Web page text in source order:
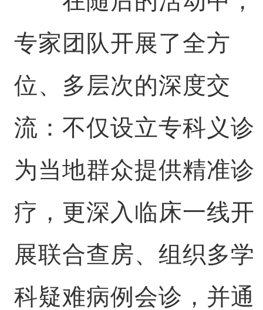
专家团队开展了全方
位、多层次的深度交
流：不仅设立专科义诊
为当地群众提供精准诊
疗，更深入临床一线开
展联合查房、组织多学
科疑难病例会诊，并通